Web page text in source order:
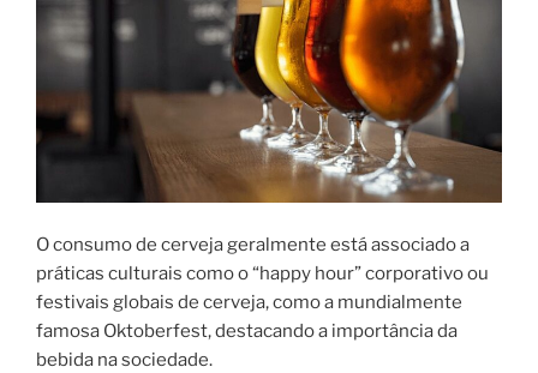
O consumo de cerveja geralmente está associado a
práticas culturais como o “happy hour” corporativo ou
festivais globais de cerveja, como a mundialmente
famosa Oktoberfest, destacando a importância da
bebida na sociedade.